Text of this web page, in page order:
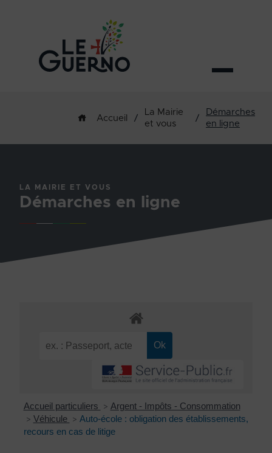
Accueil /
La Mairie
et vous
/
Démarches
en ligne
LA MAIRIE ET VOUS
Démarches en ligne
Accueil particuliers > Argent - Impôts - Consommation
> Véhicule > Auto-école : obligation des établissements,
recours en cas de litige